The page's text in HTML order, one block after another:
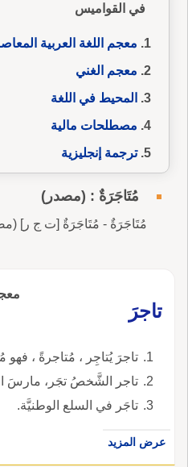
في القواميس
معجم اللغة العربية
معجم الغني
المحيط في اللغة
مصطلحات مالية
ترجمة إنجليزية
مُتَاجَرَةٌ : (مصدر)
مُتَاجَرَةٌ - مُتَاجَرَةٌ [ت ج ر]
تاجرَ
تاجرَ يُتاجِر ، مُتاجرةً ، فهو
تاجر الشَّخصُ تجَر، مارسَ
تاجَر في السلع الوطنيَّة.
عرض المزيد